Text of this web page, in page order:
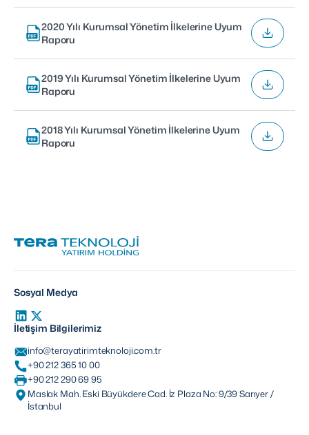
2020 Yılı Kurumsal Yönetim İlkelerine Uyum
Raporu
2019 Yılı Kurumsal Yönetim İlkelerine Uyum
Raporu
2018 Yılı Kurumsal Yönetim İlkelerine Uyum
Raporu
İletişim Bilgilerimiz
info@terayatirimteknoloji.com.tr
+90 212 365 10 00
+90 212 290 69 95
Maslak Mah. Eski Büyükdere Cad. İz Plaza No: 9/39 Sarıyer /
İstanbul
Sosyal Medya